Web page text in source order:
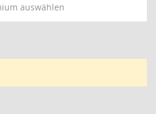
auswählen